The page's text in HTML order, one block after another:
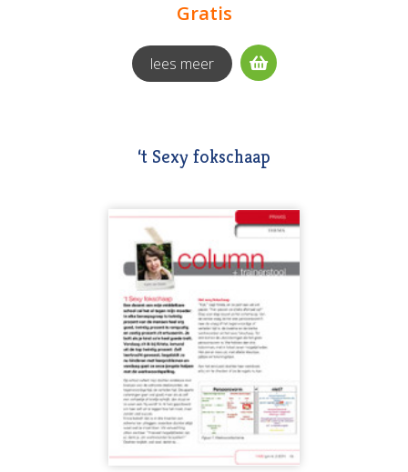
Gratis
lees meer
‘t Sexy fokschaap